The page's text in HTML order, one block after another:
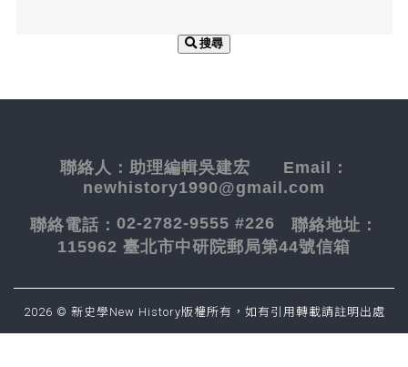
搜尋
聯絡人： 助理編輯吳建宏 Email：
newhistory1990@gmail.com
聯絡電話： 02-2782-9555 #226 聯絡地址：
115962 臺北市中研院郵局第44號信箱
2026 © 新史學New History版權所有，如有引用轉載請註明出處